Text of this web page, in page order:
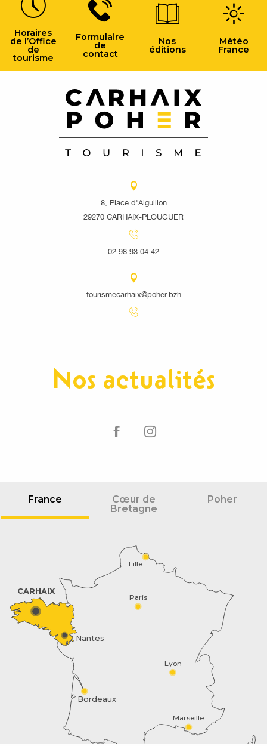
Horaires
de l’Office
de
tourisme
Formulaire
de
contact
Nos
éditions
Météo
France
8, Place d'Aiguillon
29270 CARHAIX-PLOUGUER
02 98 93 04 42
tourismecarhaix@poher.bzh
Nos actualités
France
Cœur de
Bretagne
Poher
Paris
Marseille
Lyon
Lille
Bordeaux
Nantes
CARHAIX